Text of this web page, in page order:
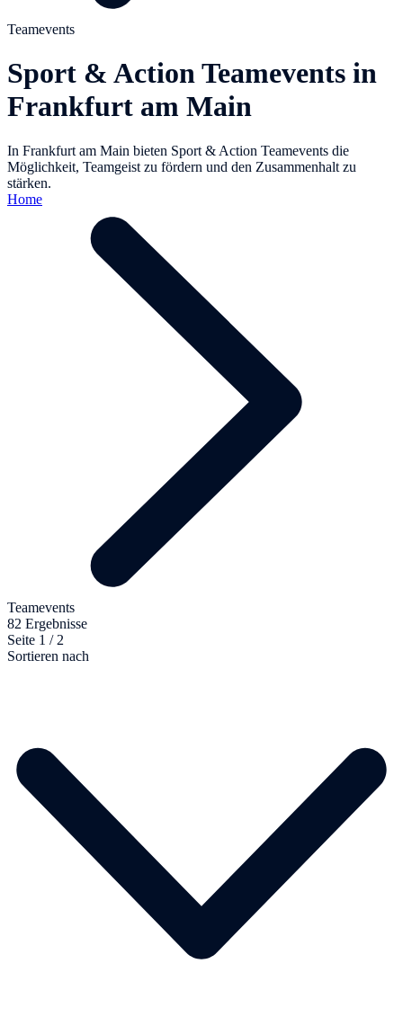
Teamevents
Sport & Action Teamevents in
Frankfurt am Main
In Frankfurt am Main bieten Sport & Action Teamevents die
Möglichkeit, Teamgeist zu fördern und den Zusammenhalt zu
stärken.
Home
Teamevents
82 Ergebnisse
Seite 1 / 2
Sortieren nach